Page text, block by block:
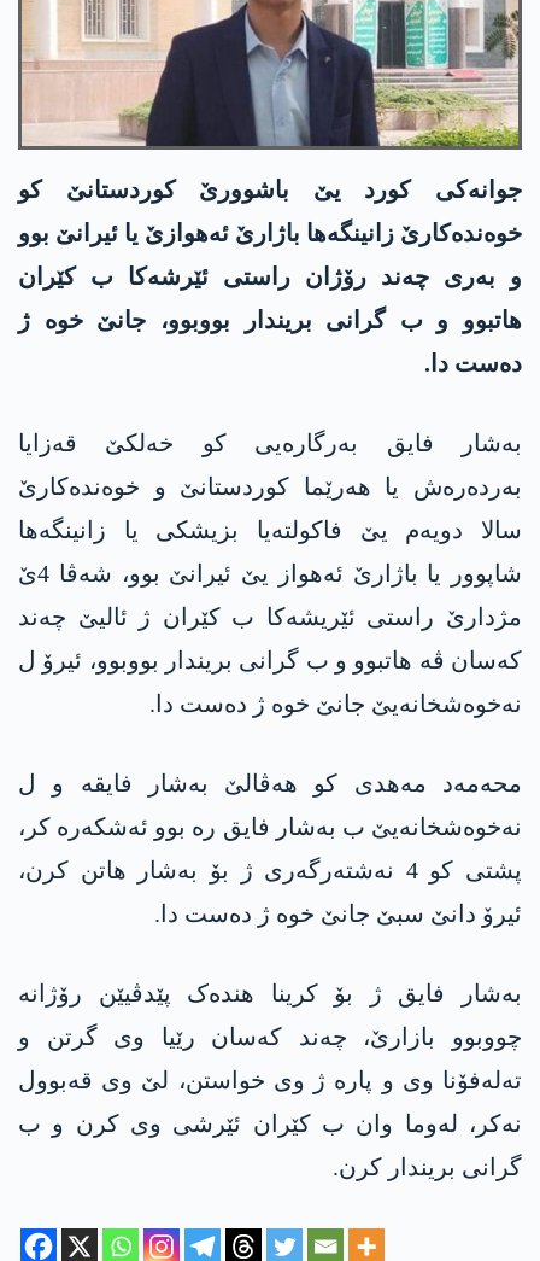
جوانەکی کورد یێ باشوورێ کوردستانێ کو
خوەندەکارێ زانینگەھا باژارێ ئەھوازێ یا ئیرانێ بوو
و بەری چەند رۆژان راستی ئێرشەکا ب کێران
ھاتبوو و ب گرانی بریندار بووبوو، جانێ خوە ژ
دەست دا.
بەشار فایق بەرگارەیی کو خەلکێ قەزایا
بەردەرەش یا ھەرێما کوردستانێ و خوەندەکارێ
سالا دویەم یێ فاکولتەیا بزیشکی یا زانینگەھا
شاپوور یا باژارێ ئەھواز یێ ئیرانێ بوو، شەڤا 4ێ
مژدارێ راستی ئێریشەکا ب کێران ژ ئالیێ چەند
کەسان ڤە ھاتبوو و ب گرانی بریندار بووبوو، ئیرۆ ل
نەخوەشخانەیێ جانێ خوە ژ دەست دا.
محەمەد مەھدی کو ھەڤالێ بەشار فایقە و ل
نەخوەشخانەیێ ب بەشار فایق رە بوو ئەشکەرە کر،
پشتی کو 4 نەشتەرگەری ژ بۆ بەشار ھاتن کرن،
ئیرۆ دانێ سبێ جانێ خوە ژ دەست دا.
بەشار فایق ژ بۆ کرینا ھندەک پێدڤیێن رۆژانە
چووبوو بازارێ، چەند کەسان رێیا وی گرتن و
تەلەفۆنا وی و پارە ژ وی خواستن، لێ وی قەبوول
نەکر، لەوما وان ب کێران ئێرشی وی کرن و ب
گرانی بریندار کرن.